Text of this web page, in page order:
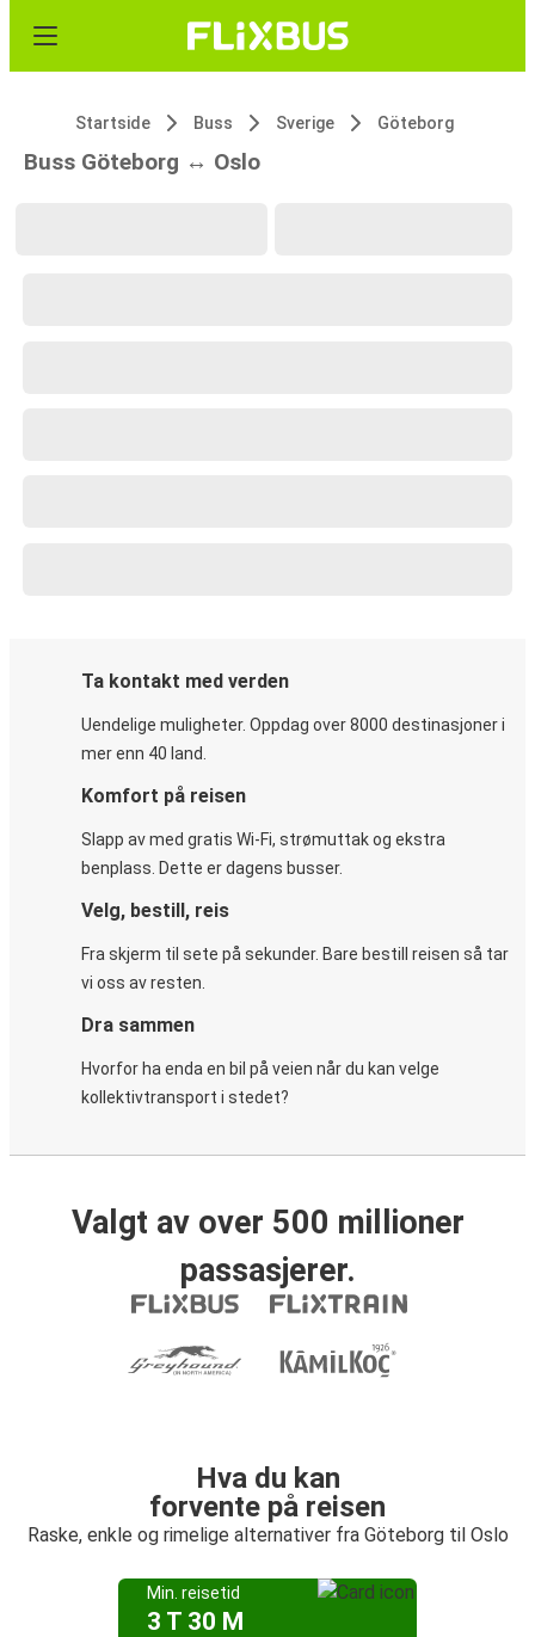
Startside Buss Sverige Göteborg
Buss Göteborg ↔ Oslo
Ta kontakt med verden
Uendelige muligheter. Oppdag over 8000 destinasjoner i
mer enn 40 land.
Komfort på reisen
Slapp av med gratis Wi-Fi, strømuttak og ekstra
benplass. Dette er dagens busser.
Velg, bestill, reis
Fra skjerm til sete på sekunder. Bare bestill reisen så tar
vi oss av resten.
Dra sammen
Hvorfor ha enda en bil på veien når du kan velge
kollektivtransport i stedet?
Valgt av over 500 millioner
passasjerer.
Hva du kan
forvente på reisen
Raske, enkle og rimelige alternativer fra Göteborg til Oslo
Min. reisetid
3 T 30 M